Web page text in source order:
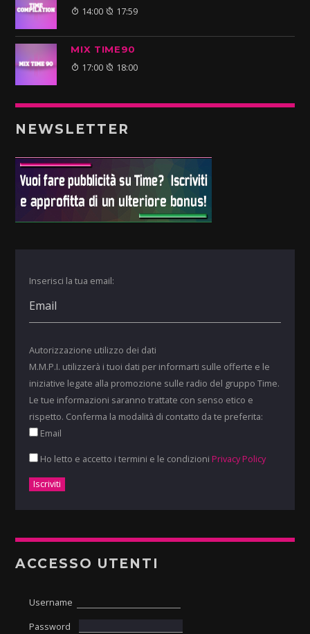
14:00 17:59
MIX TIME90
17:00 18:00
NEWSLETTER
Inserisci la tua email:
Autorizzazione utilizzo dei dati
M.M.P.I. utilizzerà i tuoi dati per informarti sulle offerte e le
iniziative legate alla promozione sulle radio del gruppo Time.
Le tue informazioni saranno trattate con senso etico e
rispetto. Conferma la modalità di contatto da te preferita:
Email
Ho letto e accetto i termini e le condizioni Privacy Policy
ACCESSO UTENTI
Username
Password